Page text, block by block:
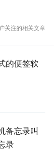
关注的相关文章
的便签软
备忘录叫
录